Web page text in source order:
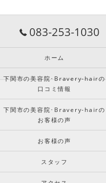
083-253-1030
ホーム
下関市の美容院･Bravery-hairの
口コミ情報
下関市の美容院･Bravery-hairの
お客様の声
お客様の声
スタッフ